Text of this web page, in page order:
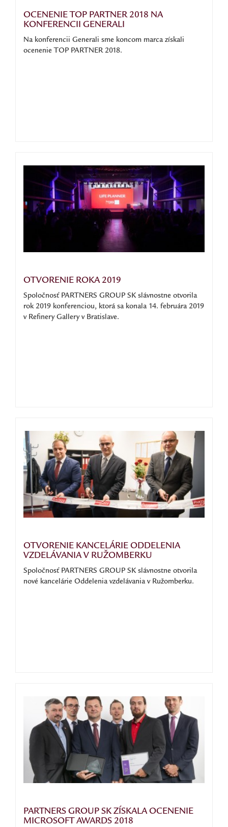
OCENENIE TOP PARTNER 2018 NA
KONFERENCII GENERALI
Na konferencii Generali sme koncom marca získali
ocenenie TOP PARTNER 2018.
OTVORENIE ROKA 2019
Spoločnosť PARTNERS GROUP SK slávnostne otvorila
rok 2019 konferenciou, ktorá sa konala 14. februára 2019
v Refinery Gallery v Bratislave.
OTVORENIE KANCELÁRIE ODDELENIA
VZDELÁVANIA V RUŽOMBERKU
Spoločnosť PARTNERS GROUP SK slávnostne otvorila
nové kancelárie Oddelenia vzdelávania v Ružomberku.
PARTNERS GROUP SK ZÍSKALA OCENENIE
MICROSOFT AWARDS 2018